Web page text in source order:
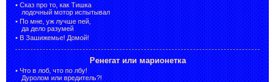
• Сказ про то, как Тишка
лодочный мотор испытывал
• По мне, уж лучше пей,
да дело разумей
• В Зашижемье! Домой!
Ренегат или марионетка
• Что в лоб, что по лбу!
Дуролом или вредитель?!